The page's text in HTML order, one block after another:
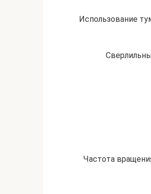
Использование
Частота